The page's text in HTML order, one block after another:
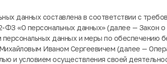
данных составлена в соответствии с
«О персональных данных» (далее — Закон о
данных и меры по обеспечению
Иваном Сергеевичем (далее —
и условием осуществления своей